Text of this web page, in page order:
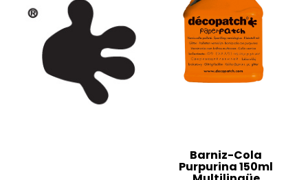
Barniz-Cola
Purpurina 150ml